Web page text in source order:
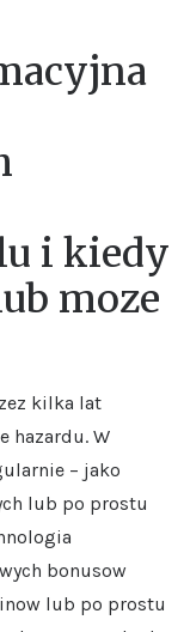
i kiedy
moze
kilka lat
hazardu. W
– jako
lub po prostu
bonusow
lub po prostu